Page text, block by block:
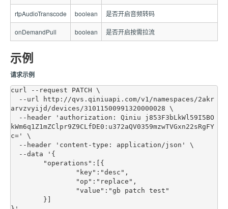
rtpAudioTranscode boolean 是否开启音频转码
onDemandPull boolean 是否开启按需拉流
示例
请求示例
curl --request PATCH \
arvzvyijd/devices/31011500991320000028 \
kWm6q1Z1mZClpr9Z9CLfDE0:u372aQV0359mzwTVGxn22sRgFY
c=' \